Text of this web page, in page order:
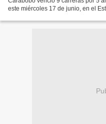
este miércoles 17 de junio, en el